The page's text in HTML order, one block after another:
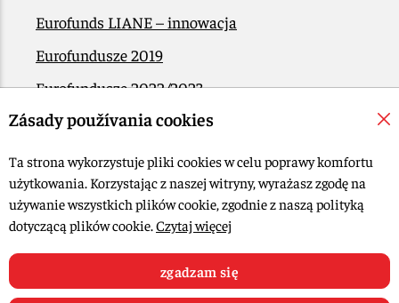
Eurofunds LIANE – innowacja
Eurofundusze 2019
Eurofundusze 2022/2023
EÚ Plán obnovy
Kontakt
© 2015-2026, LIANA GOLIAŠ s.r.o. Wszelkie prawa zastrzeżone.
Edytuj ustawienia plików cookie
Zásady používania cookies
Ta strona wykorzystuje pliki cookies w celu poprawy komfortu
użytkowania. Korzystając z naszej witryny, wyrażasz zgodę na
używanie wszystkich plików cookie, zgodnie z naszą polityką
dotyczącą plików cookie. Czytaj więcej
zgadzam się